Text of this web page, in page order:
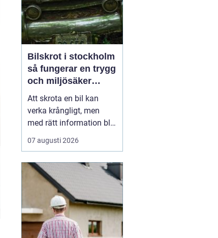
Bilskrot i stockholm
så fungerar en trygg
och miljösäker
skrotning
Att skrota en bil kan
verka krångligt, men
med rätt information blir
processen enkel. För
många bilägare handlar
saker: trygg
avregistrering, rimlig
ersättning och omtanke
om miljön. I
Stockholmsområdet
finns flera alternativ...
07 augusti 2026